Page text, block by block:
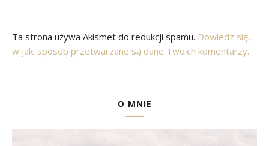
Ta strona używa Akismet do redukcji spamu. Dowiedz się,
w jaki sposób przetwarzane są dane Twoich komentarzy.
O MNIE